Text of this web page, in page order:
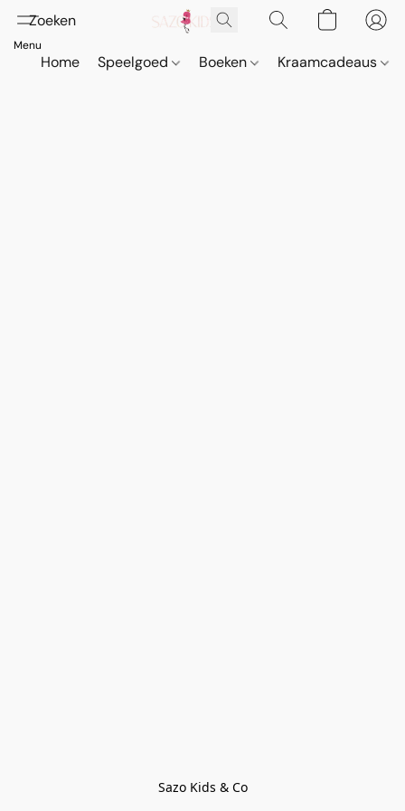
Home Speelgoed Boeken Kraamcadeaus
Sazo Kids & Co